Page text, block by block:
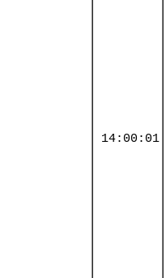
14:00:01